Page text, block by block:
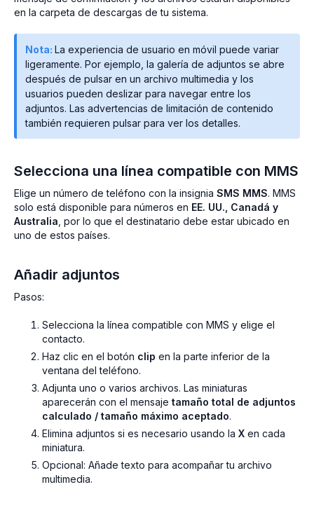
en la carpeta de descargas de tu sistema.
Nota: La experiencia de usuario en móvil puede variar
ligeramente. Por ejemplo, la galería de adjuntos se abre
después de pulsar en un archivo multimedia y los
usuarios pueden deslizar para navegar entre los
adjuntos. Las advertencias de limitación de contenido
también requieren pulsar para ver los detalles.
Selecciona una línea compatible con MMS
Elige un número de teléfono con la insignia SMS MMS. MMS
solo está disponible para números en EE. UU., Canadá y
Australia , por lo que el destinatario debe estar ubicado en
uno de estos países.
Añadir adjuntos
Pasos:
Selecciona la línea compatible con MMS y elige el
contacto.
Haz clic en el botón clip en la parte inferior de la
ventana del teléfono.
Adjunta uno o varios archivos. Las miniaturas
aparecerán con el mensaje tamaño total de adjuntos
calculado / tamaño máximo aceptado.
Elimina adjuntos si es necesario usando la X en cada
miniatura.
Opcional: Añade texto para acompañar tu archivo
multimedia.